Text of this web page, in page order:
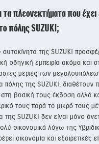
τα πλεονεκτήματα που
πόλης SUZUKI;
αυτοκίνητα της SUZUKI
οδηγική εμπειρία ακόμα και
μεριές των
πόλης της SUZUKI, διαθέτουν
βασική τους έκδοση αλλά
τους παρά το μικρό τους
της SUZUKI δεν είναι μόνο
οικονομικά λόγω της
οικονομία και εξαιρετικές